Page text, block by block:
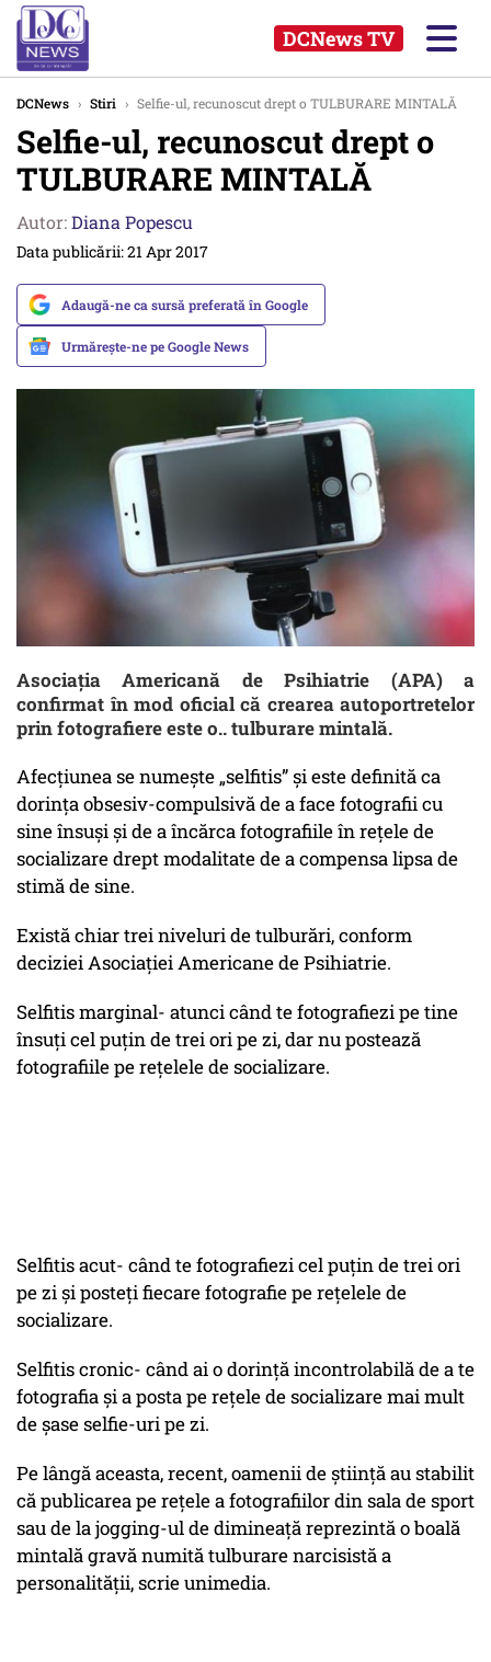
DCNews TV
DCNews › Stiri › Selfie-ul, recunoscut drept o TULBURARE MINTALĂ
Selfie-ul, recunoscut drept o
TULBURARE MINTALĂ
Autor:Diana Popescu
Data publicării: 21 Apr 2017
Adaugă-ne ca sursă preferată în Google
Urmărește-ne pe Google News
Asociația Americană de Psihiatrie (APA) a
confirmat în mod oficial că crearea autoportretelor
prin fotografiere este o.. tulburare mintală.
Afecțiunea se numește „selfitis” și este definită ca
dorința obsesiv-compulsivă de a face fotografii cu
sine însuși și de a încărca fotografiile în rețele de
socializare drept modalitate de a compensa lipsa de
stimă de sine.
Există chiar trei niveluri de tulburări, conform
deciziei Asociației Americane de Psihiatrie.
Selfitis marginal- atunci când te fotografiezi pe tine
însuți cel puțin de trei ori pe zi, dar nu postează
fotografiile pe rețelele de socializare.
Selfitis acut- când te fotografiezi cel puțin de trei ori
pe zi și posteți fiecare fotografie pe rețelele de
socializare.
Selfitis cronic- când ai o dorință incontrolabilă de a te
fotografia și a posta pe rețele de socializare mai mult
de șase selfie-uri pe zi.
Pe lângă aceasta, recent, oamenii de știință au stabilit
că publicarea pe rețele a fotografiilor din sala de sport
sau de la jogging-ul de dimineață reprezintă o boală
mintală gravă numită tulburare narcisistă a
personalității, scrie unimedia.